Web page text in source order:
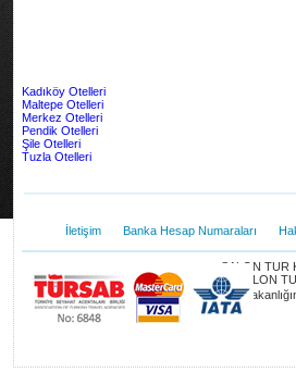
Kadıköy Otelleri
Maltepe Otelleri
Merkez Otelleri
Pendik Otelleri
Şile Otelleri
Tuzla Otelleri
İletişim Banka Hesap Numaraları
SALON TUR
hakları SALON
Turizm